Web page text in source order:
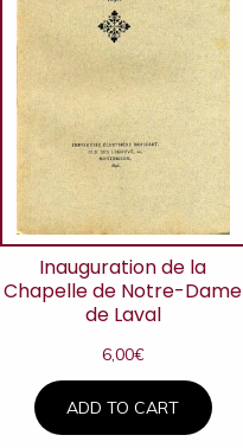
Inauguration de la
Chapelle de Notre-Dame
de Laval
6,00€
ADD TO CART